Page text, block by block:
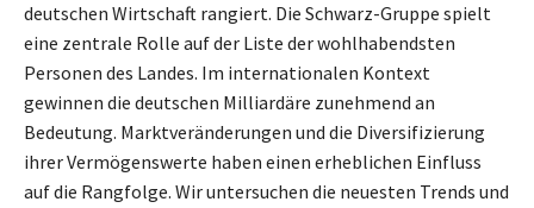
deutschen Wirtschaft rangiert. Die Schwarz-Gruppe spielt
eine zentrale Rolle auf der Liste der wohlhabendsten
Personen des Landes. Im internationalen Kontext
gewinnen die deutschen Milliardäre zunehmend an
Bedeutung. Marktveränderungen und die Diversifizierung
ihrer Vermögenswerte haben einen erheblichen Einfluss
auf die Rangfolge. Wir untersuchen die neuesten Trends und